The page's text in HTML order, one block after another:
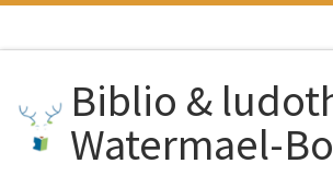
Biblio &
Watermael-